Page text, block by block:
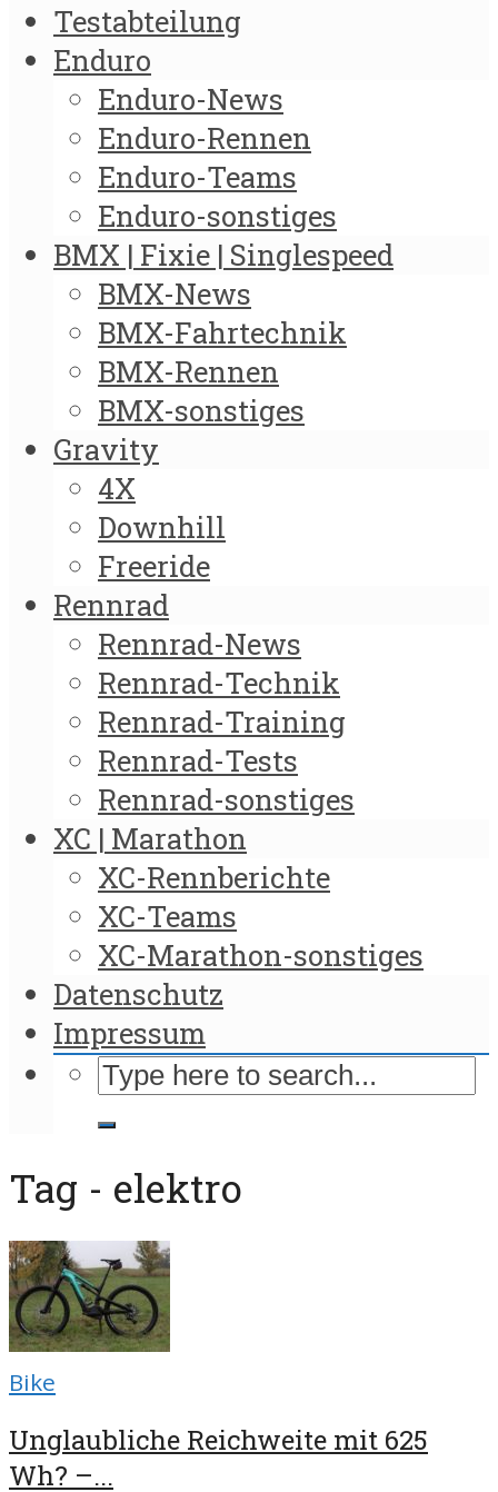
Testabteilung
Enduro
Enduro-News
Enduro-Rennen
Enduro-Teams
Enduro-sonstiges
BMX | Fixie | Singlespeed
BMX-News
BMX-Fahrtechnik
BMX-Rennen
BMX-sonstiges
Gravity
4X
Downhill
Freeride
Rennrad
Rennrad-News
Rennrad-Technik
Rennrad-Training
Rennrad-Tests
Rennrad-sonstiges
XC | Marathon
XC-Rennberichte
XC-Teams
XC-Marathon-sonstiges
Datenschutz
Impressum
Tag - elektro
Bike
Unglaubliche Reichweite mit 625
Wh? –...